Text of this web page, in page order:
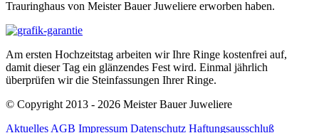
Trauringhaus von Meister Bauer Juweliere erworben haben.
Am ersten Hochzeitstag arbeiten wir Ihre Ringe kostenfrei auf,
damit dieser Tag ein glänzendes Fest wird. Einmal jährlich
überprüfen wir die Steinfassungen Ihrer Ringe.
© Copyright 2013 - 2026 Meister Bauer Juweliere
Aktuelles AGB Impressum Datenschutz Haftungsausschluß